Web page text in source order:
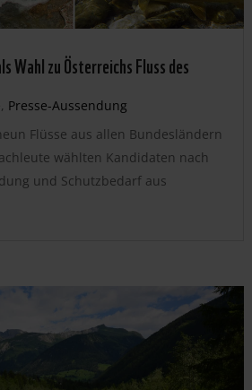
zu Österreichs Fluss des
, Presse-Aussendung
Flüsse aus allen Bundesländern
wählten Kandidaten nach
und Schutzbedarf aus